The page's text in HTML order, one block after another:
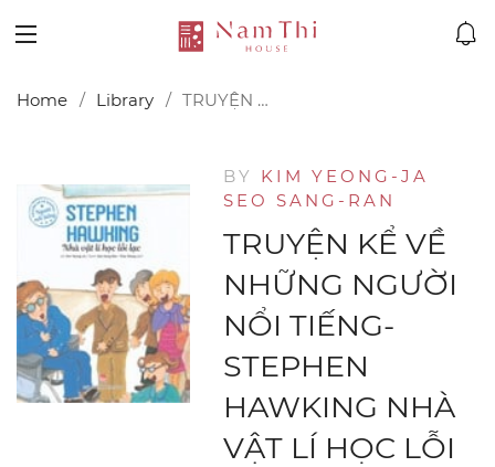
Home Library TRUYỆN KỂ VỀ NHỮNG NGƯỜI NỔI TIẾNG-STEPHEN HAWKING NHÀ VẬT LÍ HỌC LỖI LẠC
BY KIM YEONG-JA
SEO SANG-RAN
TRUYỆN KỂ VỀ
NHỮNG NGƯỜI
NỔI TIẾNG-
STEPHEN
HAWKING NHÀ
VẬT LÍ HỌC LỖI